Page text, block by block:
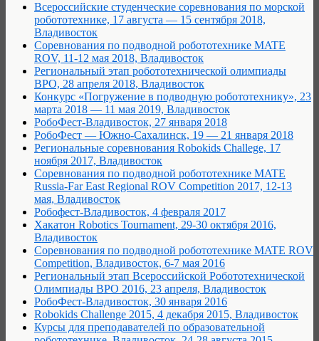
Всероссийские студенческие соревнования по морской
робототехнике, 17 августа — 15 сентября 2018,
Владивосток
Соревнования по подводной робототехнике MATE
ROV, 11-12 мая 2018, Владивосток
Региональный этап робототехнической олимпиады
ВРО, 28 апреля 2018, Владивосток
Конкурс «Погружение в подводную робототехнику», 23
марта 2018 — 11 мая 2019, Владивосток
РобоФест-Владивосток, 27 января 2018
РобоФест — Южно-Сахалинск, 19 — 21 января 2018
Региональные соревнования Robokids Challege, 17
ноября 2017, Владивосток
Cоревнования по подводной робототехнике MATE
Russia-Far East Regional ROV Competition 2017, 12-13
мая, Владивосток
Робофест-Владивосток, 4 февраля 2017
Хакатон Robotics Tournament, 29-30 октября 2016,
Владивосток
Cоревнования по подводной робототехнике MATE ROV
Competition, Владивосток, 6-7 мая 2016
Региональный этап Всероссийской Робототехнической
Олимпиады ВРО 2016, 23 апреля, Владивосток
РобоФест-Владивосток, 30 января 2016
Robokids Challenge 2015, 4 декабря 2015, Владивосток
Курсы для преподавателей по образовательной